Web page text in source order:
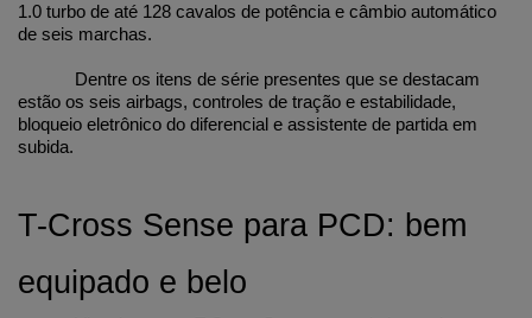
1.0 turbo de até 128 cavalos de potência e câmbio automático
de seis marchas.
Dentre os itens de série presentes que se destacam
estão os seis airbags, controles de tração e estabilidade,
bloqueio eletrônico do diferencial e assistente de partida em
subida.
T-Cross Sense para PCD: bem
equipado e belo